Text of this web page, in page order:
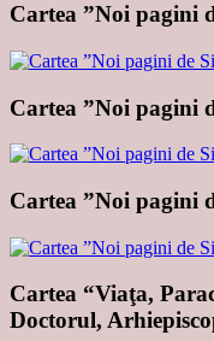
Cartea ”Noi pagini
Cartea ”Noi pagini
Cartea ”Noi pagini
Cartea “Viaţa,
Doctorul,